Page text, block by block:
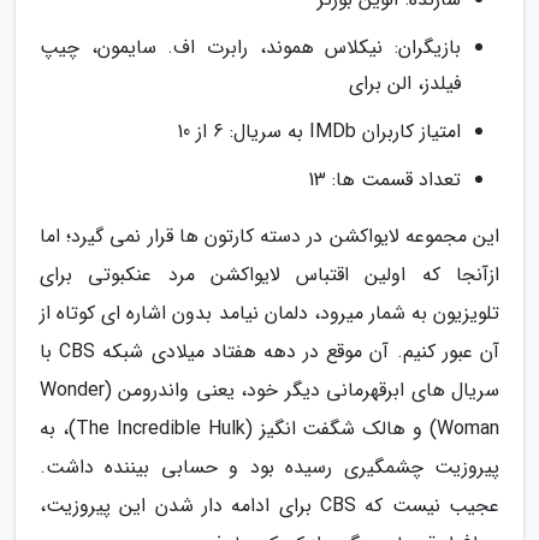
بازیگران: نیکلاس هموند، رابرت اف. سایمون، چیپ
فیلدز، الن برای
امتیاز کاربران IMDb به سریال: 6 از 10
تعداد قسمت ها: 13
این مجموعه لایواکشن در دسته کارتون ها قرار نمی گیرد؛ اما
ازآنجا که اولین اقتباس لایواکشن مرد عنکبوتی برای
تلویزیون به شمار میرود، دلمان نیامد بدون اشاره ای کوتاه از
آن عبور کنیم. آن موقع در دهه هفتاد میلادی شبکه CBS با
سریال های ابرقهرمانی دیگر خود، یعنی واندرومن (Wonder
Woman) و هالک شگفت انگیز (The Incredible Hulk)، به
پیروزیت چشمگیری رسیده بود و حسابی بیننده داشت.
عجیب نیست که CBS برای ادامه دار شدن این پیروزیت،